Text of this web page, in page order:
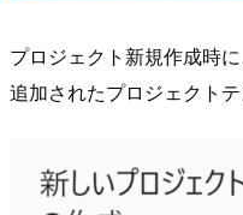
プロジェクト新規作成時
追加されたプロジェクト